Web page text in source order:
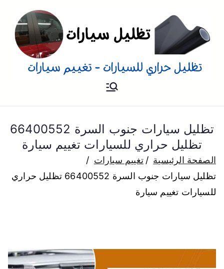
للسيارات
تظليل سيارات جنوب السرة 66400552
تظليل حراري للسيارات تغييم سيارة
الصفحة الرئيسية
تغييم سيارات
تظليل سيارات جنوب السرة 66400552 تظليل حراري
للسيارات تغييم سيارة